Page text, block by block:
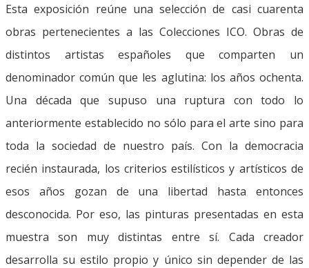
Esta exposición reúne una selección de casi cuarenta
obras pertenecientes a las Colecciones ICO. Obras de
distintos artistas españoles que comparten un
denominador común que les aglutina: los años ochenta.
Una década que supuso una ruptura con todo lo
anteriormente establecido no sólo para el arte sino para
toda la sociedad de nuestro país. Con la democracia
recién instaurada, los criterios estilísticos y artísticos de
esos años gozan de una libertad hasta entonces
desconocida. Por eso, las pinturas presentadas en esta
muestra son muy distintas entre sí. Cada creador
desarrolla su estilo propio y único sin depender de las